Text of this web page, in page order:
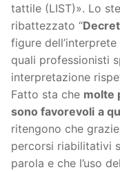
tattile (LIST)». Lo
ribattezzato “
figure dell’interprete
quali professionisti
interpretazione
Fatto sta che molte
sono favorevoli a
ritengono che
percorsi riabilitativi
parola e che l’uso